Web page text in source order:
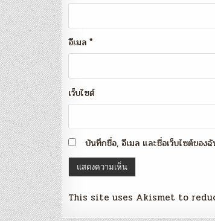
อีเมล *
เว็บไซต์
บันทึกชื่อ, อีเมล และชื่อเว็บไซต์ของ
This site uses Akismet to